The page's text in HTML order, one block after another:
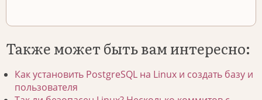
Также может быть вам интересно:
Как установить PostgreSQL на Linux и создать базу и
пользователя